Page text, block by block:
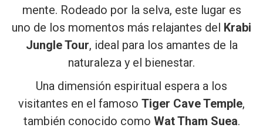
mente. Rodeado por la selva, este lugar es
uno de los momentos más relajantes del Krabi
Jungle Tour, ideal para los amantes de la
naturaleza y el bienestar.
Una dimensión espiritual espera a los
visitantes en el famoso Tiger Cave Temple,
también conocido como Wat Tham Suea.